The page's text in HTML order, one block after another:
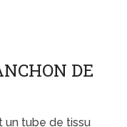
DE
un tube de tissu